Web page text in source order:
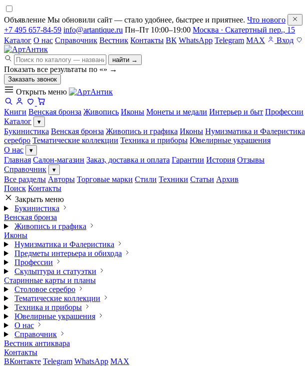
Объявление Мы обновили сайт — стало удобнее, быстрее и приятнее. Что нового
+7 495 657-84-59 info@artantique.ru Пн–Пт 10:00–19:00 Москва · Скатертный пер., 15
Каталог О нас Справочник Вестник Контакты ВК WhatsApp Telegram MAX Вход
найти →
Показать все результаты по «» →
Заказать звонок
Открыть меню
Книги Венская бронза Живопись Иконы Монеты и медали Интерьер и быт Профессии
Каталог
▾
Букинистика Венская бронза Живопись и графика Иконы Нумизматика и Фалеристика
серебро Тематические коллекции Техника и приборы Ювелирные украшения
О нас
▾
Главная Салон-магазин Заказ, доставка и оплата Гарантии История Отзывы
Справочник
▾
Все разделы Авторы Торговые марки Стили Техники Статьи Архив
Поиск Контакты
Закрыть меню
Букинистика
Венская бронза
Живопись и графика
Иконы
Нумизматика и Фалеристика
Предметы интерьера и обихода
Профессии
Скульптура и статуэтки
Старинные карты и планы
Столовое серебро
Тематические коллекции
Техника и приборы
Ювелирные украшения
О нас
Справочник
Вестник антиквара
Контакты
ВКонтакте Telegram WhatsApp MAX